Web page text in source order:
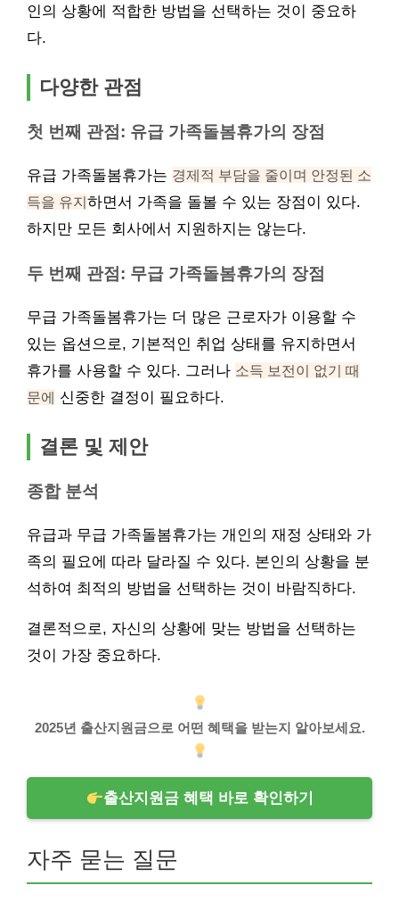
인의 상황에 적합한 방법을 선택하는 것이 중요하
다.
다양한 관점
첫 번째 관점: 유급 가족돌봄휴가의 장점
유급 가족돌봄휴가는 경제적 부담을 줄이며 안정된 소
득을 유지하면서 가족을 돌볼 수 있는 장점이 있다.
하지만 모든 회사에서 지원하지는 않는다.
두 번째 관점: 무급 가족돌봄휴가의 장점
무급 가족돌봄휴가는 더 많은 근로자가 이용할 수
있는 옵션으로, 기본적인 취업 상태를 유지하면서
휴가를 사용할 수 있다. 그러나 소득 보전이 없기 때
문에 신중한 결정이 필요하다.
결론 및 제안
종합 분석
유급과 무급 가족돌봄휴가는 개인의 재정 상태와 가
족의 필요에 따라 달라질 수 있다. 본인의 상황을 분
석하여 최적의 방법을 선택하는 것이 바람직하다.
결론적으로, 자신의 상황에 맞는 방법을 선택하는
것이 가장 중요하다.
2025년 출산지원금으로 어떤 혜택을 받는지 알아보세요.
출산지원금 혜택 바로 확인하기
자주 묻는 질문